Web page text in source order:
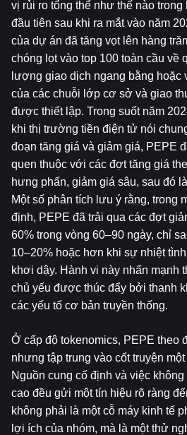
vị rủi ro tổng thể như thế nào
đầu tiên sau khi ra mắt vào năm
của dự án đã tăng vọt lên hàng
chóng lọt vào top 100 toàn cầu về
lượng giao dịch ngang bằng
của các chuỗi lớp cơ sở và giao
được thiết lập. Trong suốt năm
khi thị trường tiền điện tử nói
đoạn tăng giá và giảm giá, PEPE
quen thuộc với các đợt tăng giá
hưng phấn, giảm giá sâu, sau đó
Một số phân tích lưu ý rằng, trong
định, PEPE đã trải qua các đợt
60% trong vòng 60–90 ngày, chỉ
10–20% hoặc hơn khi sự nhiệt
khơi dậy. Hành vi này nhấn mạnh
chủ yếu được thúc đẩy bởi thanh
các yếu tố cơ bản truyền thống.
Ở cấp độ tokenomics, PEPE theo
nhưng tập trung vào cốt truyện
Nguồn cung cố định và việc
cao đều gửi một tín hiệu rõ ràng
không phải là một cỗ máy kinh tế
lợi ích của nhóm, mà là một thử